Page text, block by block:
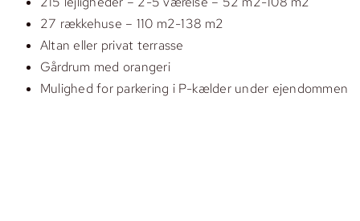
27 rækkehuse – 110 m2-138 m2
Altan eller privat terrasse
Gårdrum med orangeri
Mulighed for parkering i P-kælder under ejendommen